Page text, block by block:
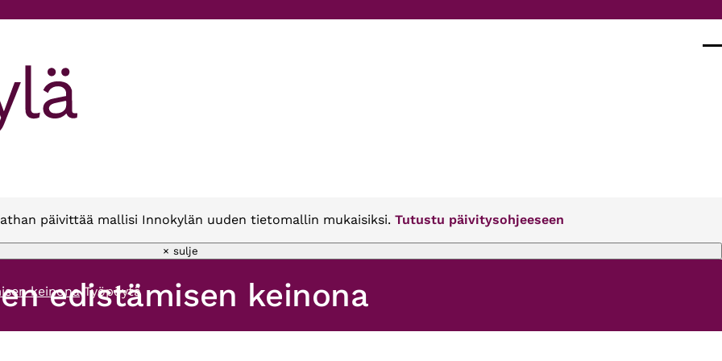
päivittää mallisi Innokylän uuden tietomallin mukaisiksi. Tutustu päivitysohjeeseen
× sulje
keinona Työpöytä
edistämisen keinona